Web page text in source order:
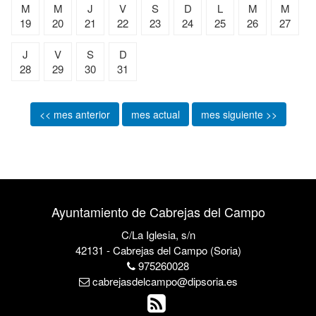
M
19
M
20
J
21
V
22
S
23
D
24
L
25
M
26
M
27
J
28
V
29
S
30
D
31
<< mes anterior mes actual mes siguiente >>
Ayuntamiento de Cabrejas del Campo
C/La Iglesia, s/n
42131 - Cabrejas del Campo (Soria)
975260028
cabrejasdelcampo@dipsoria.es